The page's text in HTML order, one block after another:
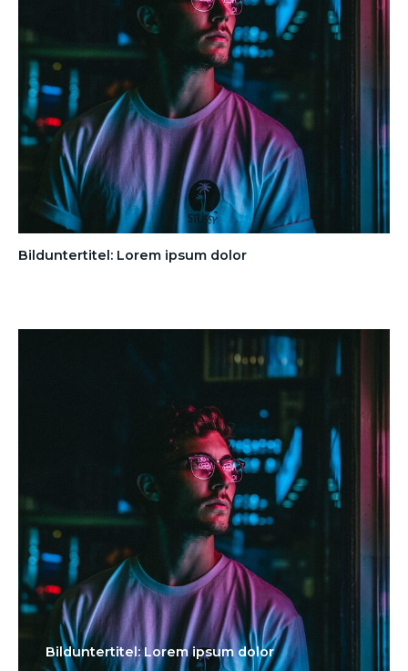
Bilduntertitel: Lorem ipsum dolor
Bilduntertitel: Lorem ipsum dolor